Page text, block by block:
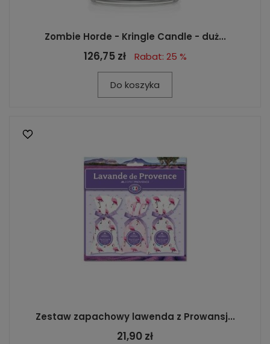
Zombie Horde - Kringle Candle - duż...
126,75 zł Rabat: 25 %
Do koszyka
Zestaw zapachowy lawenda z Prowansj...
21,90 zł